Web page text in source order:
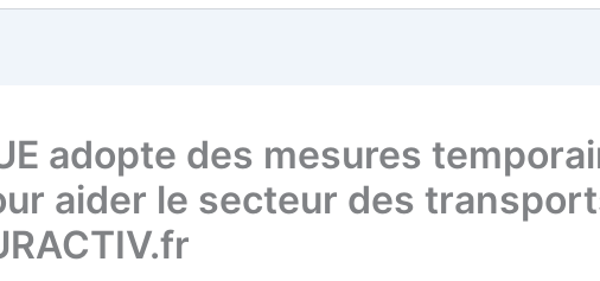
adopte des mesures
aider le secteur des